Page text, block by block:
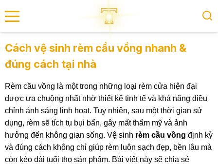
menu
Cách vệ sinh rèm cầu vồng nhanh &
đúng cách tại nhà
Rèm cầu vồng là một trong những loại rèm cửa hiện đại
được ưa chuộng nhất nhờ thiết kế tinh tế và khả năng điều
chỉnh ánh sáng linh hoạt. Tuy nhiên, sau một thời gian sử
dụng, rèm sẽ tích tụ bụi bẩn, gây mất thẩm mỹ và ảnh
hưởng đến không gian sống. Vệ sinh rèm cầu vồng định kỳ
và đúng cách không chỉ giúp rèm luôn sạch đẹp, bền lâu mà
còn kéo dài tuổi thọ sản phẩm. Bài viết này sẽ chia sẻ